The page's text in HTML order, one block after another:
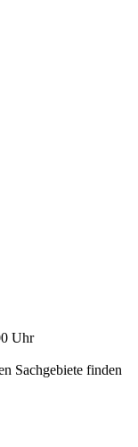
Uhr
Sachgebiete finden